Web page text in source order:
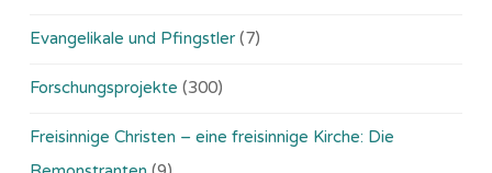
Evangelikale und Pfingstler (7)
Forschungsprojekte (300)
Freisinnige Christen – eine freisinnige Kirche: Die